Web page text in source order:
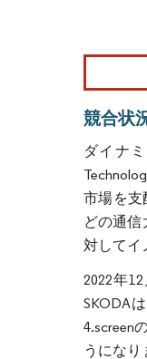
画像 ©
競合状
ダイナ
市場を支
どの通
対してイ
2022年
SKODA
4.screen
うにな